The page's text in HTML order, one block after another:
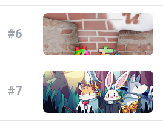
#6
#7